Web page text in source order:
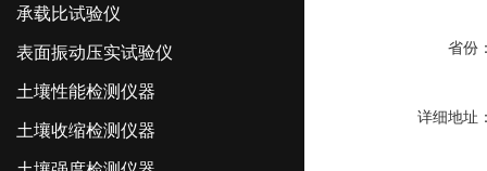
省份
详细地址
承载比试验仪
表面振动压实试验仪
土壤性能检测仪器
土壤收缩检测仪器